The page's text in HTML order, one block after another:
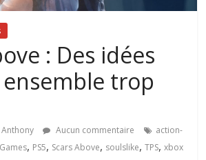
: Des idées
trop
Anthony Aucun commentaire
action-
, PS5, Scars Above, soulslike,TPS,xbox